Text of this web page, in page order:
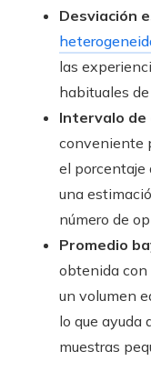
Desviación
las
habituales de
Intervalo de
conveniente
el porcentaje
una
número de
Promedio
obtenida con
un volumen
lo que ayuda
muestras